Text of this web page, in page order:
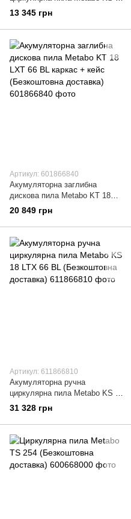
LTX 57 Каркас + METABOX
(Безкоштовна доставка)
13 345 грн
Артикул: 601866840
Акумуляторна заглибна
дискова пила Metabo KT 18
LXT 66 BL каркас + кейс
(Безкоштовна доставка)
20 849 грн
Артикул: 611866810
Акумуляторна ручна
циркулярна пила Metabo KS 18
LTX 66 BL (Безкоштовна
доставка)
31 328 грн